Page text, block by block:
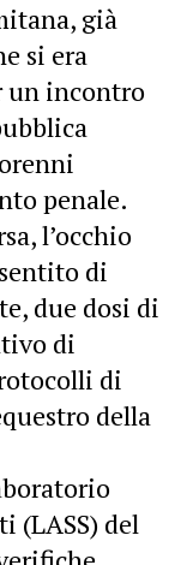
già
si era
un incontro
penale.
l’occhio
di
due dosi di
di
di
della
(LASS) del